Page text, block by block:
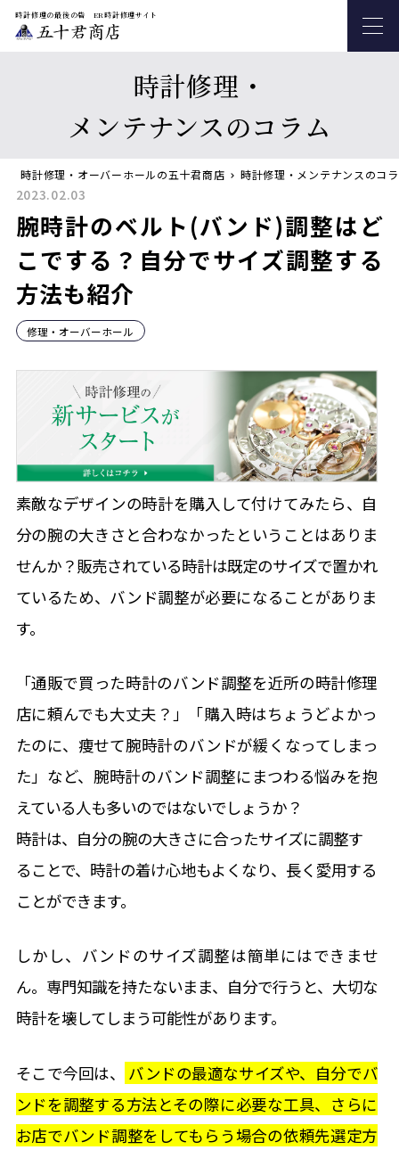
時計修理の最後の砦 ER時計修理サイト
私たちについて
オーバーホール
ベルト(バンド)/中留交換・駒調整
ガラス・風防交換
リューズ（クラウン）交換
研磨仕上げ・ライトポリッシュ
すべて見る
ブランドから探す
ロレックス
オメガ
タグ・ホイヤー
IWC
カルティエ
すべて見る
症状から探す
時間が遅れる・進む(クォーツ)
時計が止まる（機械式）
時間が遅れる・進む(機械式)
電池交換しても動かない
修理事例
店舗案内
府中店
本川越店
大阪四ツ橋店（西心斎橋店)
すべて見る
よくある 質問
サイトマップ
時計修理・
メンテナンスのコラム
時計修理・オーバーホールの五十君商店 時計修理・メンテナンスのコ
2023.02.03
腕時計のベルト(バンド)調整はど
こでする？自分でサイズ調整する
方法も紹介
修理・オーバーホール
素敵なデザインの時計を購入して付けてみたら、自
分の腕の大きさと合わなかったということはありま
せんか？販売されている時計は既定のサイズで置かれ
ているため、バンド調整が必要になることがありま
す。
「通販で買った時計のバンド調整を近所の時計修理
店に頼んでも大丈夫？」「購入時はちょうどよかっ
たのに、痩せて腕時計のバンドが緩くなってしまっ
た」など、腕時計のバンド調整にまつわる悩みを抱
えている人も多いのではないでしょうか？
時計は、自分の腕の大きさに合ったサイズに調整す
ることで、時計の着け心地もよくなり、長く愛用する
ことができます。
しかし、バンドのサイズ調整は簡単にはできませ
ん。専門知識を持たないまま、自分で行うと、大切な
時計を壊してしまう可能性があります。
そこで今回は、
バンドの最適なサイズや、自分でバ
ンドを調整する方法とその際に必要な工具、さらに
お店でバンド調整をしてもらう場合の依頼先選定方